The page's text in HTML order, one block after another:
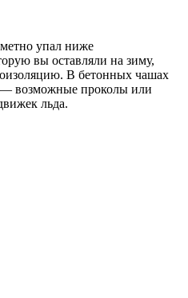
упал ниже
вы оставляли на зиму,
В бетонных чашах
возможные проколы или
льда.